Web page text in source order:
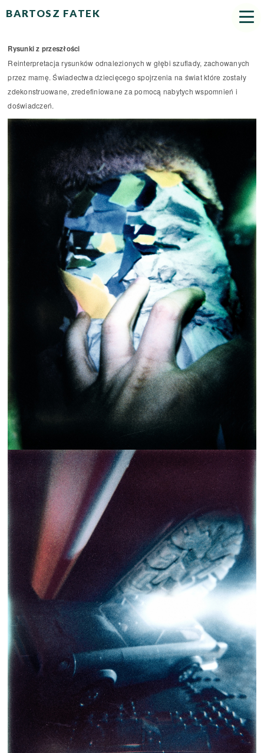
BARTOSZ FATEK
Rysunki z przeszłości
Reinterpretacja rysunków odnalezionych w głębi szuflady, zachowanych
przez mamę. Świadectwa dziecięcego spojrzenia na świat które zostały
zdekonstruowane, zredefiniowane za pomocą nabytych wspomnień i
doświadczeń.